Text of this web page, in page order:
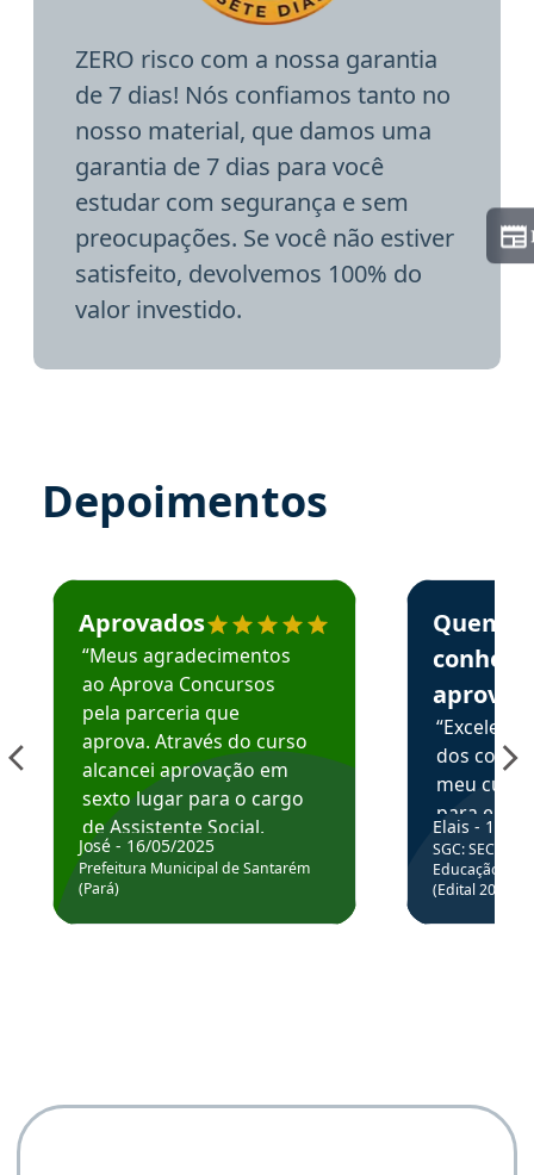
ZERO risco com a nossa garantia
de 7 dias! Nós confiamos tanto no
nosso material, que damos uma
garantia de 7 dias para você
estudar com segurança e sem
preocupações. Se você não estiver
satisfeito, devolvemos 100% do
valor investido.
Depoimentos
Estudante José recomenda o Aprova Concursos em
Aprovados
“Meus agradecimentos
ao Aprova Concursos
pela parceria que
aprova. Através do curso
alcancei aprovação em
sexto lugar para o cargo
de Assistente Social.
Hoje estou atuando na
Prefeitura de Santarém.
José - 16/05/2025
Prefeitura Municipal de Santarém
(Pará)
Estudante
Quem
aprova
dos
meu
para
colocar
através
de
Elais - 15/
SGC: SEC BA
Educação
(Edital